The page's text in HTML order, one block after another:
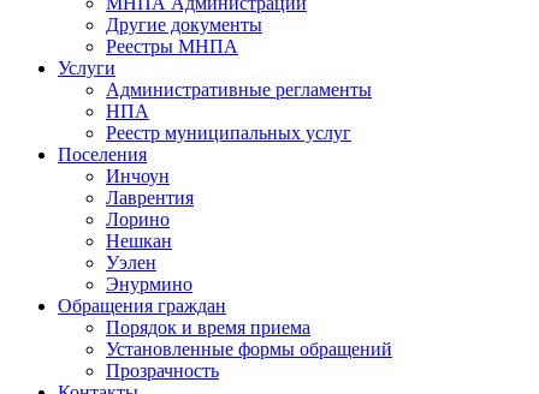
Другие документы
Реестры МНПА
Услуги
Административные регламенты
НПА
Реестр муниципальных услуг
Поселения
Инчоун
Лаврентия
Лорино
Нешкан
Уэлен
Энурмино
Обращения граждан
Порядок и время приема
Установленные формы обращений
Прозрачность